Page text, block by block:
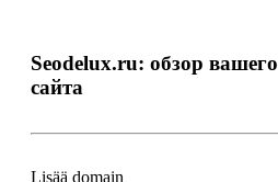
Seodelux.ru: обзор вашего
сайта
Lisää domain